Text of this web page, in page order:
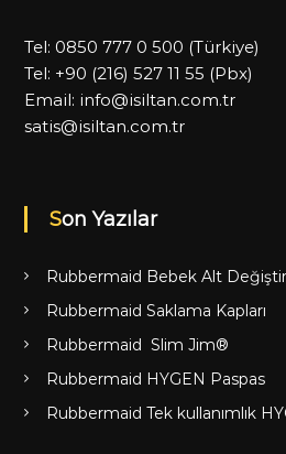
Tel: 0850 777 0 500 (Türkiye)
Tel: +90 (216) 527 11 55 (Pbx)
Email: info@isiltan.com.tr
satis@isiltan.com.tr
Son Yazılar
Rubbermaid Bebek Alt
Rubbermaid Saklama Kapları
Rubbermaid Slim Jim®
Rubbermaid HYGEN Paspas
Rubbermaid Tek kullanımlık